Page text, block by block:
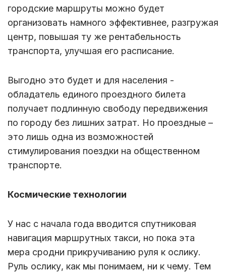
городские маршруты можно будет
организовать намного эффективнее, разгружая
центр, повышая ту же рентабельность
транспорта, улучшая его расписание.
Выгодно это будет и для населения -
обладатель единого проездного билета
получает подлинную свободу передвижения
по городу без лишних затрат. Но проездные –
это лишь одна из возможностей
стимулирования поездки на общественном
транспорте.
Космические технологии
У нас с начала года вводится спутниковая
навигация маршрутных такси, но пока эта
мера сродни прикручиванию руля к ослику.
Руль ослику, как мы понимаем, ни к чему. Тем